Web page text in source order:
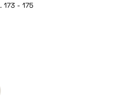
173 - 175